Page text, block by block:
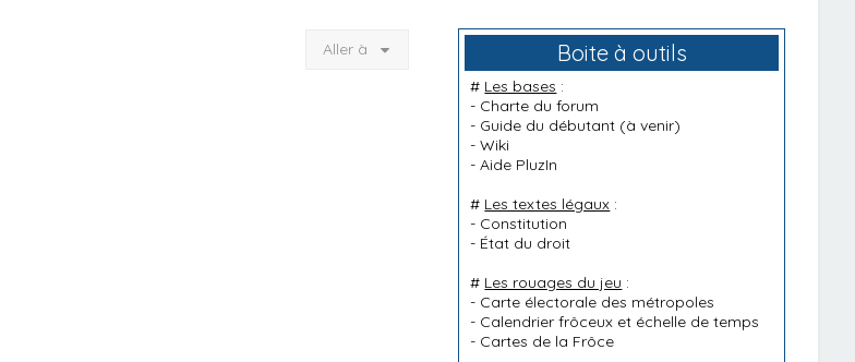
Aller à Boite à outils
# Les bases :
- Charte du forum
- Guide du débutant (à venir)
-Wiki
-Aide PluzIn
# Les textes légaux :
- Constitution
- État du droit
# Les rouages du jeu :
- Carte électorale des métropoles
- Calendrier frôceux et échelle de temps
- Cartes de la Frôce